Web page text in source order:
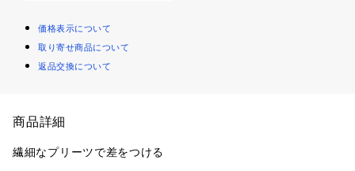
価格表示について
取り寄せ商品について
返品交換について
商品詳細
繊細なプリーツで差をつける